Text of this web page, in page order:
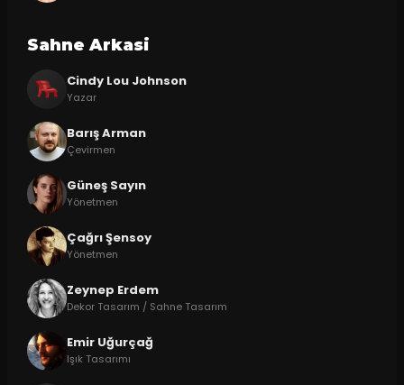
Sahne Arkasi
Cindy Lou Johnson
Yazar
Barış Arman
Çevirmen
Güneş Sayın
Yönetmen
Çağrı Şensoy
Yönetmen
Zeynep Erdem
Dekor Tasarım / Sahne Tasarım
Emir Uğurçağ
Işık Tasarımı